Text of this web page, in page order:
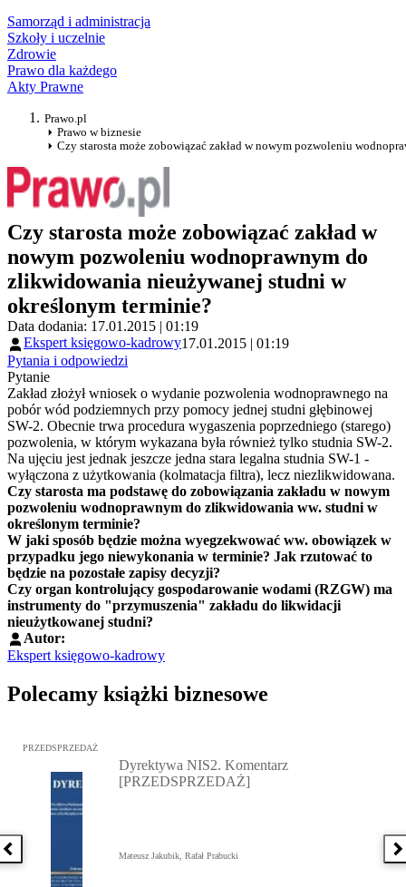
Samorząd i administracja
Szkoły i uczelnie
Zdrowie
Prawo dla każdego
Akty Prawne
Prawo.pl
Prawo w biznesie
Czy starosta może zobowiązać zakład w nowym pozwoleniu
Czy starosta może zobowiązać zakład w
nowym pozwoleniu wodnoprawnym do
zlikwidowania nieużywanej studni w
określonym terminie?
Data dodania: 17.01.2015 | 01:19
Ekspert księgowo-kadrowy17.01.2015 | 01:19
Pytania i odpowiedzi
Pytanie
Zakład złożył wniosek o wydanie pozwolenia wodnoprawnego na
pobór wód podziemnych przy pomocy jednej studni głębinowej
SW-2. Obecnie trwa procedura wygaszenia poprzedniego (starego)
pozwolenia, w którym wykazana była również tylko studnia SW-2.
Na ujęciu jest jednak jeszcze jedna stara legalna studnia SW-1 -
wyłączona z użytkowania (kolmatacja filtra), lecz niezlikwidowana.
Czy starosta ma podstawę do zobowiązania zakładu w nowym
pozwoleniu wodnoprawnym do zlikwidowania ww. studni w
określonym terminie?
W jaki sposób będzie można wyegzekwować ww. obowiązek w
przypadku jego niewykonania w terminie? Jak rzutować to
będzie na pozostałe zapisy decyzji?
Czy organ kontrolujący gospodarowanie wodami (RZGW) ma
instrumenty do "przymuszenia" zakładu do likwidacji
nieużytkowanej studni?
Autor:
Ekspert księgowo-kadrowy
Polecamy książki biznesowe
Poprzednia książka
Przejdź do: Dyrektywa NIS2. Komentarz [PRZEDSPRZEDAŻ],
PRZEDSPRZEDAŻ
Dyrektywa NIS2. Komentarz
[PRZEDSPRZEDAŻ]
Mateusz Jakubik, Rafał Prabucki